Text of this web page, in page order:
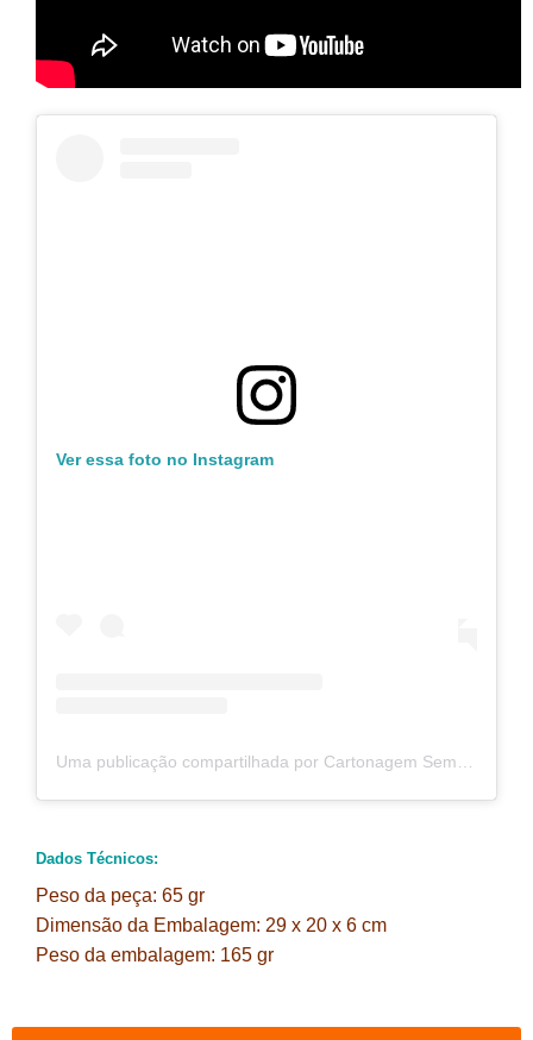
Ver essa foto no Instagram
Dados Técnicos:
Peso da peça: 65 gr
Dimensão da Embalagem: 29 x 20 x 6 cm
Peso da embalagem: 165 gr